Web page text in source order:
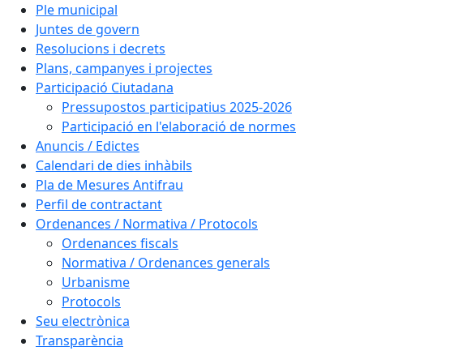
Ple municipal
Juntes de govern
Resolucions i decrets
Plans, campanyes i projectes
Participació Ciutadana
Pressupostos participatius 2025-2026
Participació en l'elaboració de normes
Anuncis / Edictes
Calendari de dies inhàbils
Pla de Mesures Antifrau
Perfil de contractant
Ordenances / Normativa / Protocols
Ordenances fiscals
Normativa / Ordenances generals
Urbanisme
Protocols
Seu electrònica
Transparència